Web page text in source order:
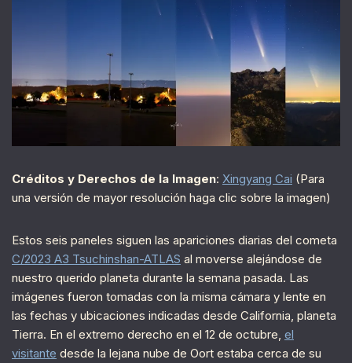
Créditos y Derechos de la Imagen: Xingyang Cai (Para
una versión de mayor resolución haga clic sobre la imagen)
Estos seis paneles siguen las apariciones diarias del cometa
C/2023 A3 Tsuchinshan-ATLAS al moverse alejándose de
nuestro querido planeta durante la semana pasada. Las
imágenes fueron tomadas con la misma cámara y lente en
las fechas y ubicaciones indicadas desde California, planeta
Tierra. En el extremo derecho en el 12 de octubre, el
visitante desde la lejana nube de Oort estaba cerca de su